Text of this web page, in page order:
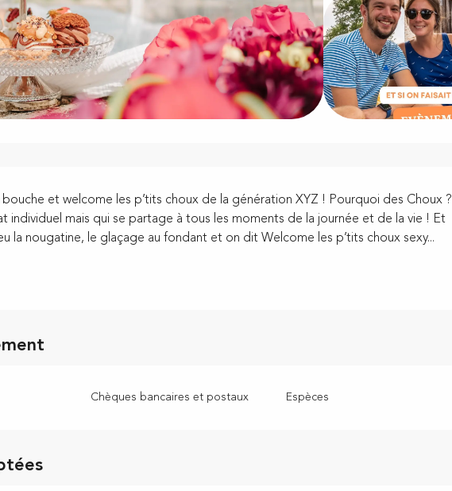
et welcome les p’tits choux de la génération XYZ ! Pourquoi des Choux ?
individuel mais qui se partage à tous les moments de la journée et de la vie ! Et
la nougatine, le glaçage au fondant et on dit Welcome les p’tits choux sexy...
Chèques bancaires et postaux Espèces